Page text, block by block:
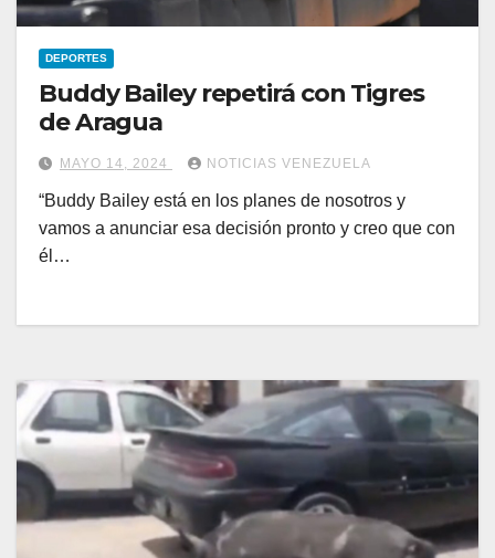
DEPORTES
Buddy Bailey repetirá con Tigres
de Aragua
MAYO 14, 2024 NOTICIAS VENEZUELA
“Buddy Bailey está en los planes de nosotros y
vamos a anunciar esa decisión pronto y creo que con
él…